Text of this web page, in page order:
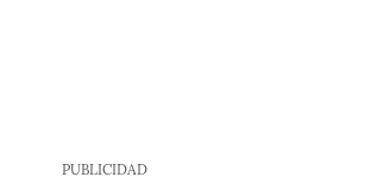
PUBLICIDAD